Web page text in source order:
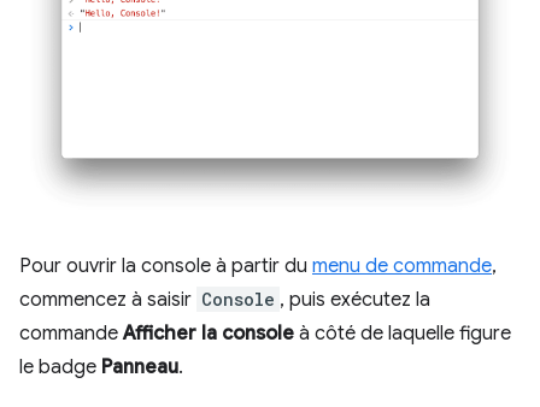
Pour ouvrir la console à partir du menu de commande,
commencez à saisir Console , puis exécutez la
commandeAfficher la console à côté de laquelle figure
le badge Panneau.